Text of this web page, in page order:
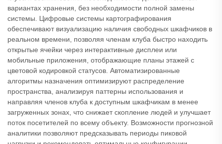
вариантах хранения, без необходимости полной замены
системы. Цифровые системы картографирования
обеспечивают визуализацию наличия свободных шкафчиков в
реальном времени, позволяя членам клуба быстро находить
открытые ячейки через интерактивные дисплеи или
мобильные приложения, отображающие планы этажей с
цветовой кодировкой статусов. Автоматизированные
алгоритмы назначения оптимизируют распределение
пространства, анализируя паттерны использования и
направляя членов клуба к доступным шкафчикам в менее
загруженных зонах, что снижает скопление людей и улучшает
поток посетителей по всему объекту. Возможности прогнозной
аналитики позволяют предсказывать периоды пиковой